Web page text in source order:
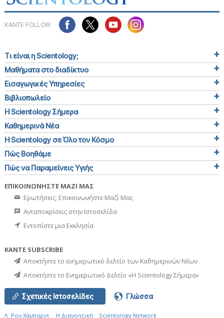
ΚΑΝΤΕ FOLLOW
Τι είναι η Scientology;
Μαθήματα στο διαδίκτυο
Εισαγωγικές Υπηρεσίες
Βιβλιοπωλείο
Η Scientology Σήμερα
Καθημερινά Νέα
Η Scientology σε Όλο τον Κόσμο
Πώς Βοηθάμε
Πώς να Παραμείνεις Υγιής
ΕΠΙΚΟΙΝΩΝΗΣΤΕ ΜΑΖΙ ΜΑΣ
Ερωτήσεις; Επικοινωνήστε Μαζί Μας
Ανταποκρίσεις στην Ιστοσελίδα
Εντοπίστε μια Εκκλησία
ΚΑΝΤΕ SUBSCRIBE
Αποκτήστε το ενημερωτικό δελτίο των Καθημερινών Νέων
Αποκτήστε το Ενημερωτικό Δελτίο «Η Scientology Σήμερα»
Σχετικές Ιστοσελίδες Γλώσσα
Λ. Ρον Χάμπαρντ Η Διανοητική Scientology Network